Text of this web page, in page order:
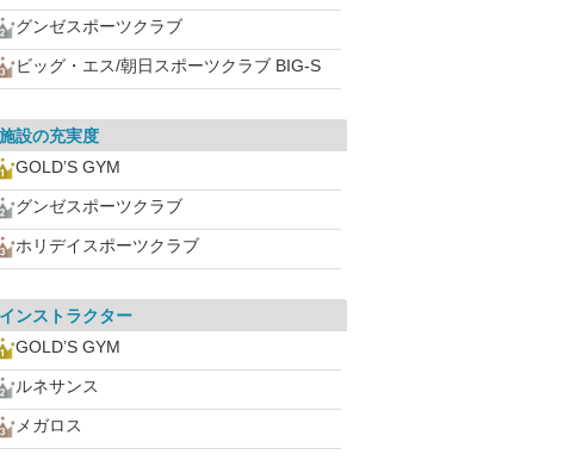
グンゼスポーツクラブ
ビッグ・エス/朝日スポーツクラブ BIG-S
施設の充実度
GOLD’S GYM
グンゼスポーツクラブ
ホリデイスポーツクラブ
インストラクター
GOLD’S GYM
ルネサンス
メガロス